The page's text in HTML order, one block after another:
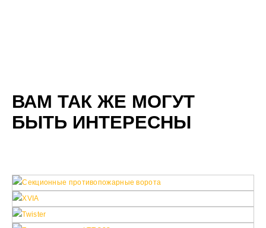
ВАМ ТАК ЖЕ МОГУТ
БЫТЬ ИНТЕРЕСНЫ